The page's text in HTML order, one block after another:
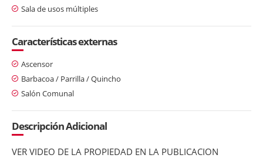
Sala de usos múltiples
Características externas
Ascensor
Barbacoa / Parrilla / Quincho
Salón Comunal
Descripción Adicional
VER VIDEO DE LA PROPIEDAD EN LA PUBLICACION